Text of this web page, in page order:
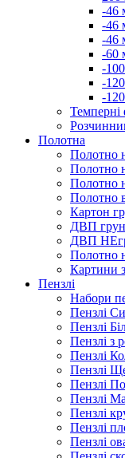
-46
-46
-46
-60
-
-
-
Темперні
Полотна
Полотно
Полотно
Полотно
Полотно
Картон
ДВП
ДВП
Полотно
Картини
Пензлі
Набори
Пензлі
Пензлі
Пензлі з
Пензлі
Пензлі
Пензлі
Пензлі
Пензлі
Пензлі
Пензлі